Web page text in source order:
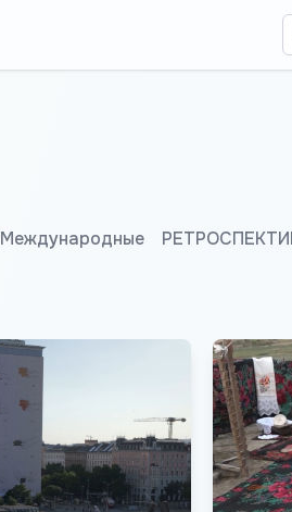
Международные